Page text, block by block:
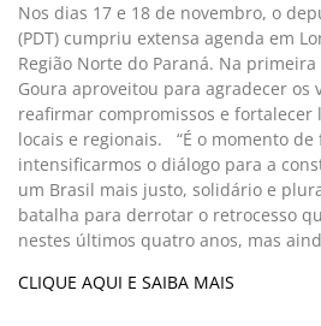
Nos dias 17 e 18 de novembro, o
(PDT) cumpriu extensa agenda em
Região Norte do Paraná. Na
Goura aproveitou para agradecer os
reafirmar compromissos e fortalecer
locais e regionais. “É o momento
intensificarmos o diálogo para a
um Brasil mais justo, solidário e
batalha para derrotar o retrocesso
nestes últimos quatro anos, mas
CLIQUE AQUI E SAIBA MAIS